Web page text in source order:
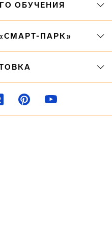
ОБУЧЕНИЯ
ПАРК»